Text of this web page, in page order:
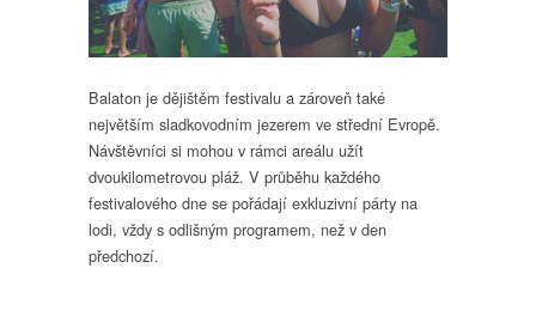
Balaton je dějištěm festivalu a zároveň také
největším sladkovodním jezerem ve střední Evropě.
Návštěvníci si mohou v rámci areálu užít
dvoukilometrovou pláž. V průběhu každého
festivalového dne se pořádají exkluzivní párty na
lodi, vždy s odlišným programem, než v den
předchozí.